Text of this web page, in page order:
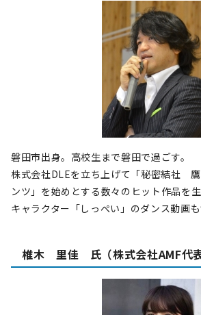
磐田市出身。高校生まで磐田で過ごす。
株式会社DLEを立ち上げて「秘密結社
ンツ」を始めとする数々のヒット作品を
キャラクター「しっぺい」のダンス動画も
椎木 里佳 氏（株式会社AMF代表